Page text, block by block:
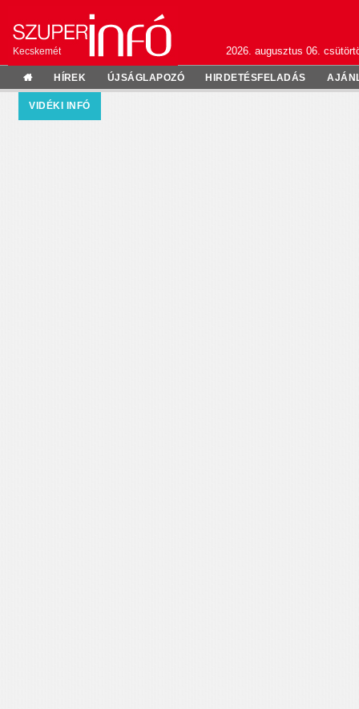
Kecskemét 2026. augusztus 06.
HÍREK ÚJSÁGLAPOZÓ HIRDETÉSFELADÁS
VIDÉKI INFÓ